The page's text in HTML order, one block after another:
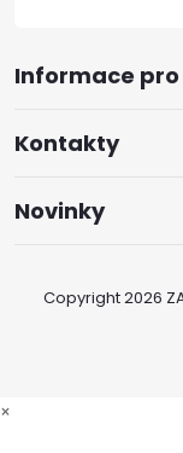
Informace pro
Kontakty
Novinky
Copyright 2026
×